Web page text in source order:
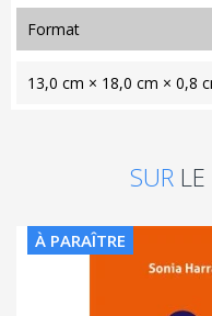
format
13,0 cm × 18,0 cm × 0,8
SUR
À PARAÎTRE